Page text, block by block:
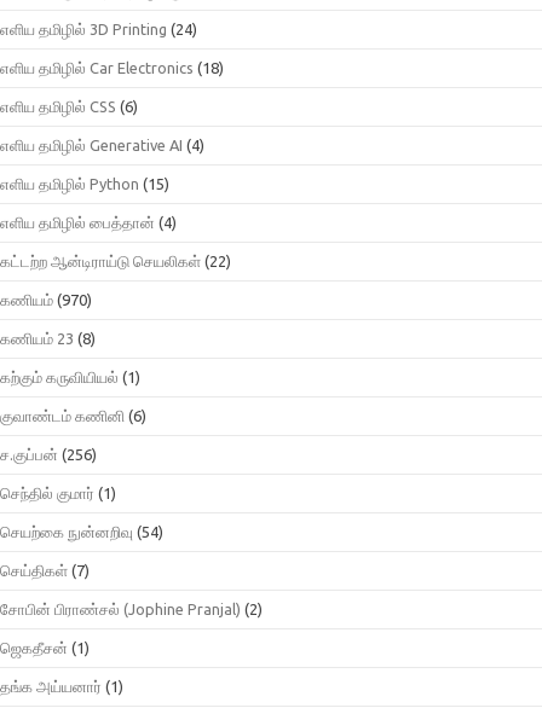
எளிய தமிழில் 3D Printing (24)
எளிய தமிழில் Car Electronics (18)
எளிய தமிழில் CSS (6)
எளிய தமிழில் Generative AI (4)
எளிய தமிழில் Python (15)
எளிய தமிழில் பைத்தான் (4)
கட்டற்ற ஆன்டிராய்டு செயலிகள் (22)
கணியம் (970)
கணியம் 23 (8)
கற்கும் கருவியியல் (1)
குவாண்டம் கணினி (6)
ச.குப்பன் (256)
செந்தில் குமார் (1)
செயற்கை நுன்னறிவு (54)
செய்திகள் (7)
சோபின் பிராண்சல் (Jophine Pranjal) (2)
ஜெகதீசன் (1)
தங்க அய்யனார் (1)